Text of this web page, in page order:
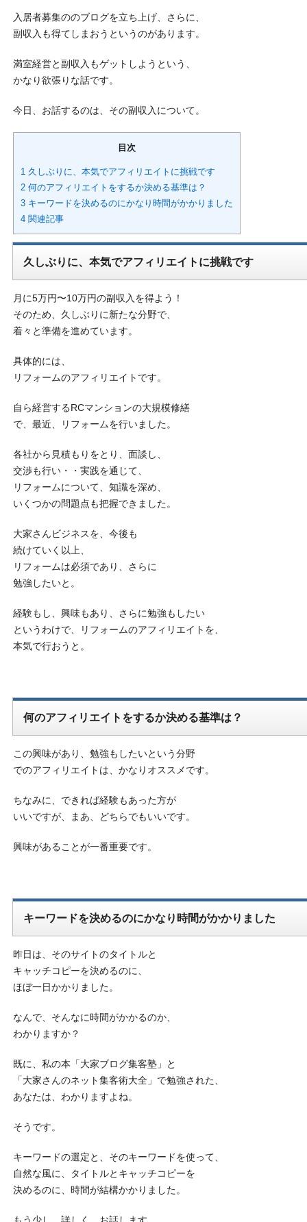
入居者募集ののブログを立ち上げ、さらに、
副収入も得てしまおうというのがあります。
満室経営と副収入もゲットしようという、
かなり欲張りな話です。
今日、お話するのは、その副収入について。
目次
1 久しぶりに、本気でアフィリエイトに挑戦です
2 何のアフィリエイトをするか決める基準は？
3 キーワードを決めるのにかなり時間がかかりました
4 関連記事
久しぶりに、本気でアフィリエイトに挑戦です
月に5万円〜10万円の副収入を得よう！
そのため、久しぶりに新たな分野で、
着々と準備を進めています。
具体的には、
リフォームのアフィリエイトです。
自ら経営するRCマンションの大規模修繕
で、最近、リフォームを行いました。
各社から見積もりをとり、面談し、
交渉も行い・・実践を通じて、
リフォームについて、知識を深め、
いくつかの問題点も把握できました。
大家さんビジネスを、今後も
続けていく以上、
リフォームは必須であり、さらに
勉強したいと。
経験もし、興味もあり、さらに勉強もしたい
というわけで、リフォームのアフィリエイトを、
本気で行おうと。
何のアフィリエイトをするか決める基準は？
この興味があり、勉強もしたいという分野
でのアフィリエイトは、かなりオススメです。
ちなみに、できれば経験もあった方が
いいですが、まあ、どちらでもいいです。
興味があることが一番重要です。
キーワードを決めるのにかなり時間がかかりました
昨日は、そのサイトのタイトルと
キャッチコピーを決めるのに、
ほぼ一日かかりました。
なんで、そんなに時間がかかるのか、
わかりますか？
既に、私の本「大家ブログ集客塾」と
「大家さんのネット集客術大全」で勉強された、
あなたは、わかりますよね。
そうです。
キーワードの選定と、そのキーワードを使って、
自然な風に、タイトルとキャッチコピーを
決めるのに、時間が結構かかりました。